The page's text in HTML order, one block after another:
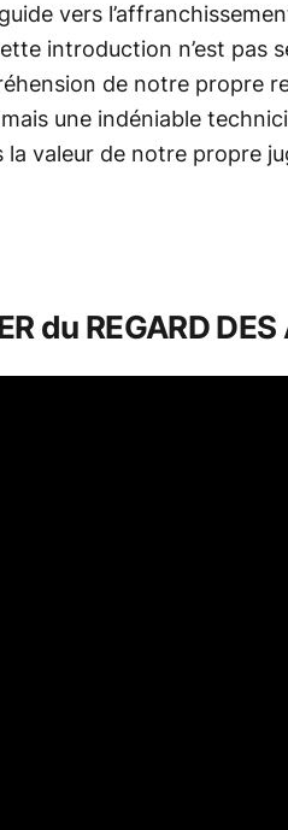
vers
introduction n’est pas
de notre propre
une indéniable
valeur de notre propre
du REGARD DES